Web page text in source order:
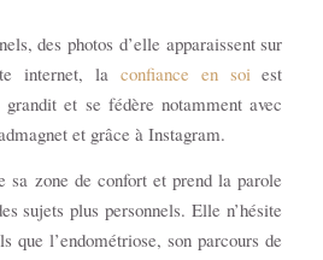
des photos d’elle apparaissent sur
internet, laconfiance en soiest
grandit et se fédère notamment avec
et grâce à Instagram.
zone de confort et prend la parole
sujets plus personnels. Elle n’hésite
que l’endométriose, son parcours de